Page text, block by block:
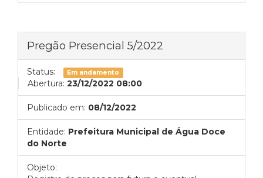
Pregão Presencial 5/2022
Status: Em andamento
Abertura: 23/12/2022 08:00
Publicado em: 08/12/2022
Entidade: Prefeitura Municipal de Água Doce
do Norte
Objeto: